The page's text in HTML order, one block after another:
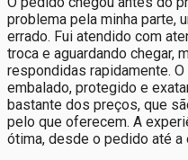
problema pela minha parte,
errado. Fui atendido com
troca e aguardando chegar,
respondidas rapidamente.
embalado, protegido e
bastante dos preços, que
pelo que oferecem. A
ótima, desde o pedido até a